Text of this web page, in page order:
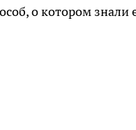
о котором